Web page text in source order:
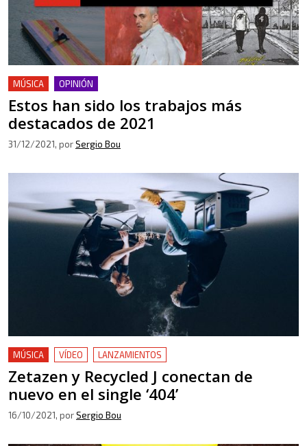
MÚSICA OPINIÓN
Estos han sido los trabajos más
destacados de 2021
31/12/2021, porSergio Bou
MÚSICA VÍDEO LANZAMIENTOS
Zetazen y Recycled J conectan de
nuevo en el single ‘404’
16/10/2021, porSergio Bou